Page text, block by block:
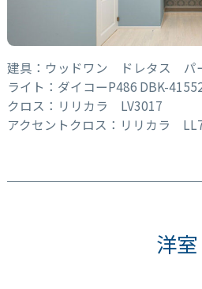
建具：ウッドワン ドレタス パ
ライト：ダイコーP486 DBK-
クロス：リリカラ LV3017
アクセントクロス：リリカラ
洋室